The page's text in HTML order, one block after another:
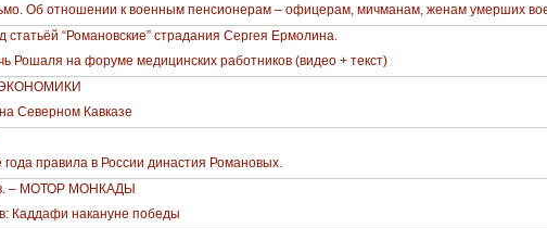
Об отношении к военным пенсионерам – офицерам, мичманам, женам умерших
“Романовские” страдания Сергея Ермолина.
Рошаля на форуме медицинских работников (видео + текст)
Северном Кавказе
года правила в России династия Романовых.
– МОТОР МОНКАДЫ
Каддафи накануне победы